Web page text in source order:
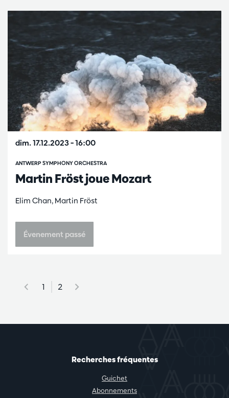
Martin Fröst joue Mozart
Elim Chan, Martin Fröst
ANTWERP SYMPHONY ORCHESTRA
dim. 17.12.2023– 16:00
Évenement passé
1 2
Recherches fréquentes
Guichet
Abonnements